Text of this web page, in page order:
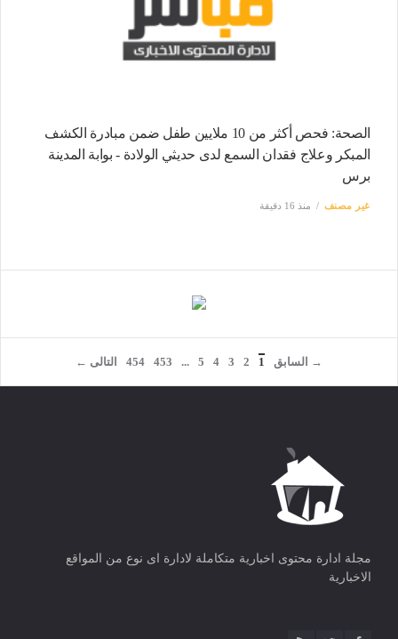
الصحة: فحص أكثر من 10 ملايين طفل ضمن مبادرة الكشف
المبكر وعلاج فقدان السمع لدى حديثي الولادة - بوابة المدينة
برس
غير مصنف منذ 16 دقيقة
→ السابق 1
2
3
4
5
...
453
454 التالى ←
مجلة ادارة محتوى اخبارية متكاملة لادارة اى نوع من المواقع
الاخبارية